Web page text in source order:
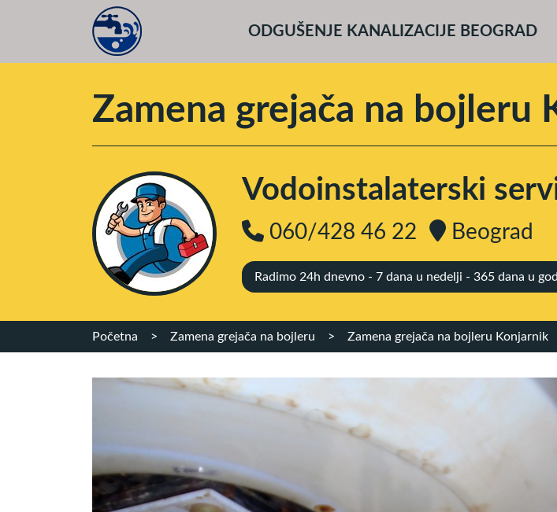
ODGUŠENJE KANALIZACIJE BEOGRAD
Zamena grejača na bojleru
Vodoinstalaterski
060/428 46 22 Beograd
Radimo 24h dnevno - 7 dana u nedelji - 365 dana u
Početna > Zamena grejača na bojleru > Zamena grejača na bojleru Konjarnik